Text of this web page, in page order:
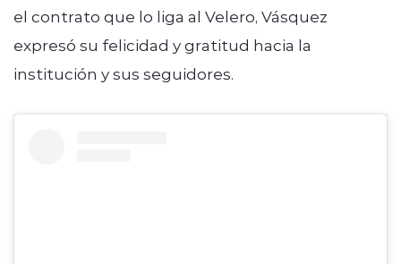
el contrato que lo liga al Velero, Vásquez
expresó su felicidad y gratitud hacia la
institución y sus seguidores.